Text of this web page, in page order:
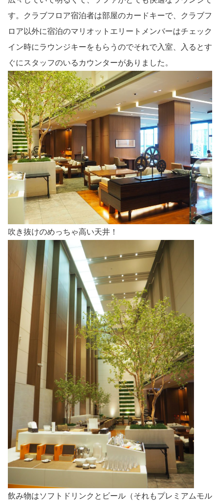
す。クラブフロア宿泊者は部屋のカードキーで、クラブフ
ロア以外に宿泊のマリオットエリートメンバーはチェック
イン時にラウンジキーをもらうのでそれで入室、入るとす
ぐにスタッフのいるカウンターがありました。
吹き抜けのめっちゃ高い天井！
飲み物はソフトドリンクとビール（それもプレミアムモル